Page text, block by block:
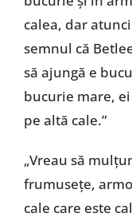
calea, dar
semnul că
să ajungă e
bucurie mare,
pe altă cale.”
„Vreau să
frumusețe,
cale care este